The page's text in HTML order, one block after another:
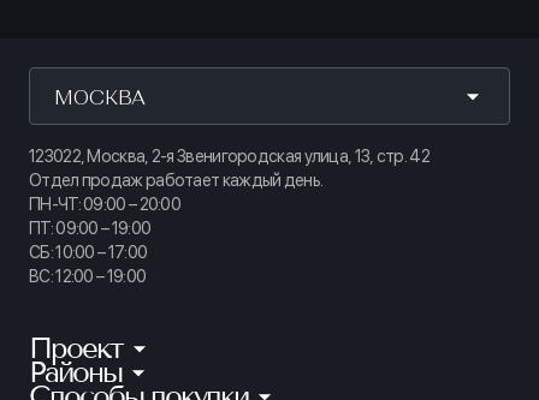
МОСКВА
123022, Москва, 2-я Звенигородская улица, 13, стр. 42
Отдел продаж работает каждый день.
ПН-ЧТ: 09:00 – 20:00
ПТ: 09:00 – 19:00
СБ: 10:00 – 17:00
ВС: 12:00 – 19:00
Проект
КИНОПАРК
Районы
Калининский